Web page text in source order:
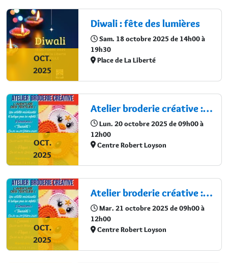
OCT.
2025
Diwali : fête des lumières
Sam. 18 octobre 2025 de 14h00 à
19h30
Place de La Liberté
OCT.
2025
Atelier broderie créative : L’aventure des textiles !
Lun. 20 octobre 2025 de 09h00 à
12h00
Centre Robert Loyson
OCT.
2025
Atelier broderie créative : L’aventure des textiles !
Mar. 21 octobre 2025 de 09h00 à
12h00
Centre Robert Loyson